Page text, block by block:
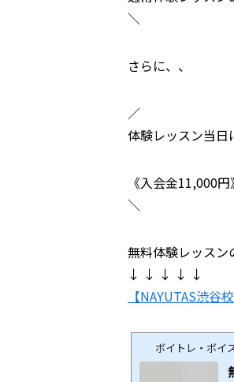
＼
さらに、、
／
体験レッスン当日
《入会金11,000
＼
無料体験レッスン
↓ ↓ ↓ ↓ ↓
【NAYUTAS渋
ボイトレ・ボイ